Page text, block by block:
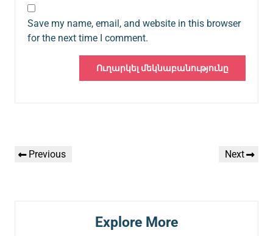
Save my name, email, and website in this browser
for the next time I comment.
նավարկումը
Previous
Previous
Next
Next
Explore More